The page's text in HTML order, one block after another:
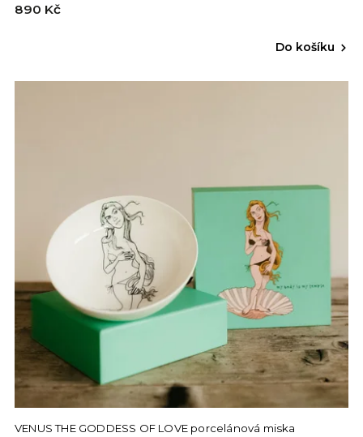
890 Kč
Do košíku
VENUS THE GODDESS OF LOVE porcelánová miska